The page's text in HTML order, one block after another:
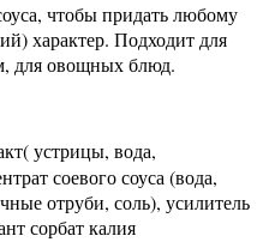
чтобы придать любому
характер. Подходит для
для овощных блюд.
устрицы, вода,
соевого соуса (вода,
отруби, соль), усилитель
сорбат калия